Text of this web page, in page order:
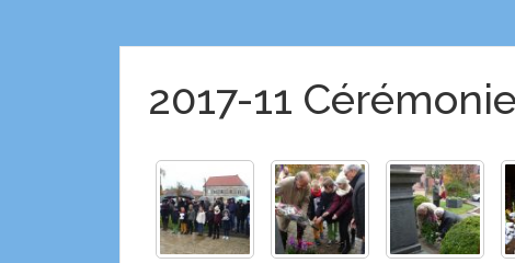
2017-11